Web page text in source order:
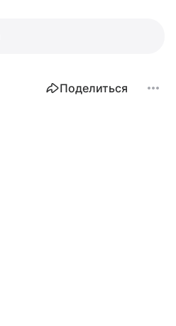
Поделиться